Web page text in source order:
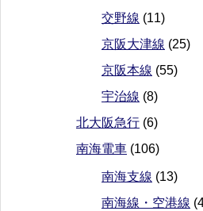
交野線 (11)
京阪大津線 (25)
京阪本線 (55)
宇治線 (8)
北大阪急行 (6)
南海電車 (106)
南海支線 (13)
南海線・空港線